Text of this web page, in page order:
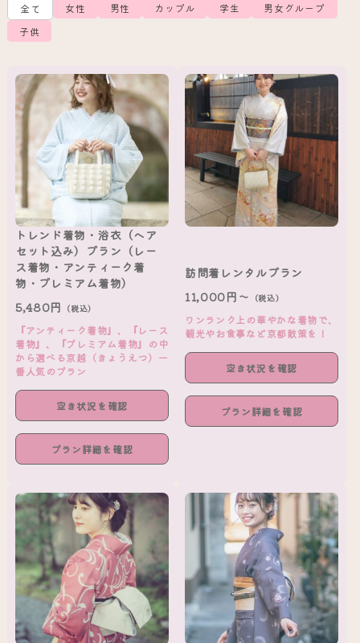
全て 女性 男性 カップル 学生
男女グループ
子供
トレンド着物・浴衣（ヘア
セット込み）プラン（レー
ス着物・アンティーク着
物・プレミアム着物）
5,480円 （税込）
『アンティーク着物』、『レース
着物』、『プレミアム着物』の中
から選べる京越（きょうえつ）一
番人気のプラン
空き状況を確認
プラン詳細を確認
訪問着レンタルプラン
11,000円～ （税込）
ワンランク上の華やかな着物で、
観光やお食事など京都散策を！
空き状況を確認
プラン詳細を確認